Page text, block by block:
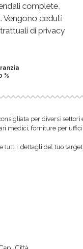
complete,
Vengono ceduti
di privacy
%
per diversi
medici, forniture per
i dettagli del tuo